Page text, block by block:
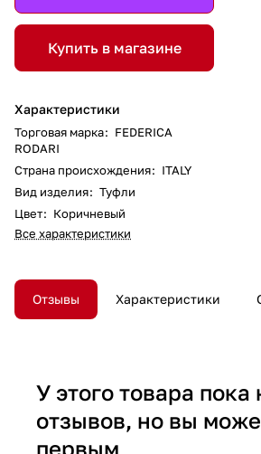
Купить в магазине
Характеристики
Торговая марка: FEDERICA
RODARI
Страна происхождения: ITALY
Вид изделия: Туфли
Цвет: Коричневый
Все характеристики
Отзывы Характеристики
У этого товара пока
отзывов, но вы
первым